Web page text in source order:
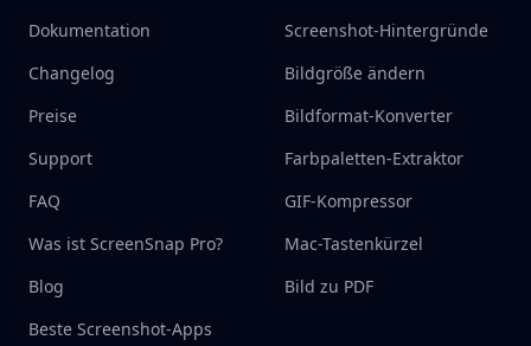
Dokumentation
Changelog
Preise
Support
FAQ
Was ist ScreenSnap Pro?
Blog
Beste Screenshot-Apps
Screenshot-Hintergründe
Bildgröße ändern
Bildformat-Konverter
Farbpaletten-Extraktor
GIF-Kompressor
Mac-Tastenkürzel
Bild zu PDF